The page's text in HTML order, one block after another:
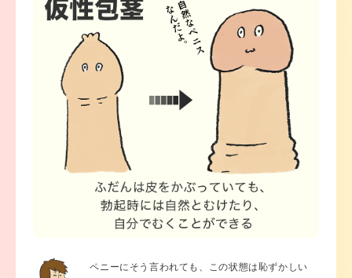
ペニーにそう言われても、この状態は恥ずかしい